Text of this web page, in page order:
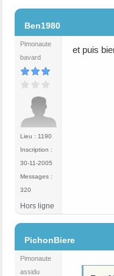
Ben1980
Pimonaute
bavard
Lieu : 1190
Inscription :
30-11-2005
Messages :
320
et puis
Hors ligne
PichonBiere
Pimonaute
assidu